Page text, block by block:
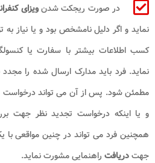
در صورت ریجکت شدنویزای
نماید و اگر دلیل نامشخص بود و یا نیاز
کسب اطلاعات بیشتر با سفارت یا
نماید. فرد باید مدارک ارسال شده را
مطمئن شود. پس از آن می تواند
و یا اینکه درخواست تجدید نظر جهت
همچنین فرد می تواند در چنین مواقعی
جهتدریافت راهنمایی مشورت نماید.